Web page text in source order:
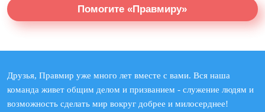
Помогите «Правмиру»
Друзья, Правмир уже много лет вместе с вами. Вся наша
команда живет общим делом и призванием - служение людям и
возможность сделать мир вокруг добрее и милосерднее!